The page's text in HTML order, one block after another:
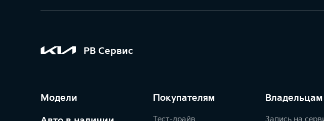
РВ Сервис
Модели Покупателям Владельцам